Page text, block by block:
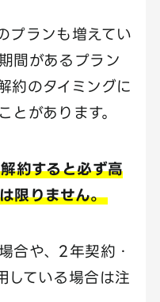
プランも増えてい
間があるプラン
約のタイミングに
とがあります。
約すると必ず高
限りません。
合や、2年契約・
している場合は注